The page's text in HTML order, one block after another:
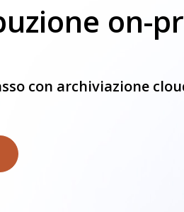
on-
con archiviazione